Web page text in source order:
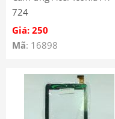
724
Giá: 250
Mã: 16898